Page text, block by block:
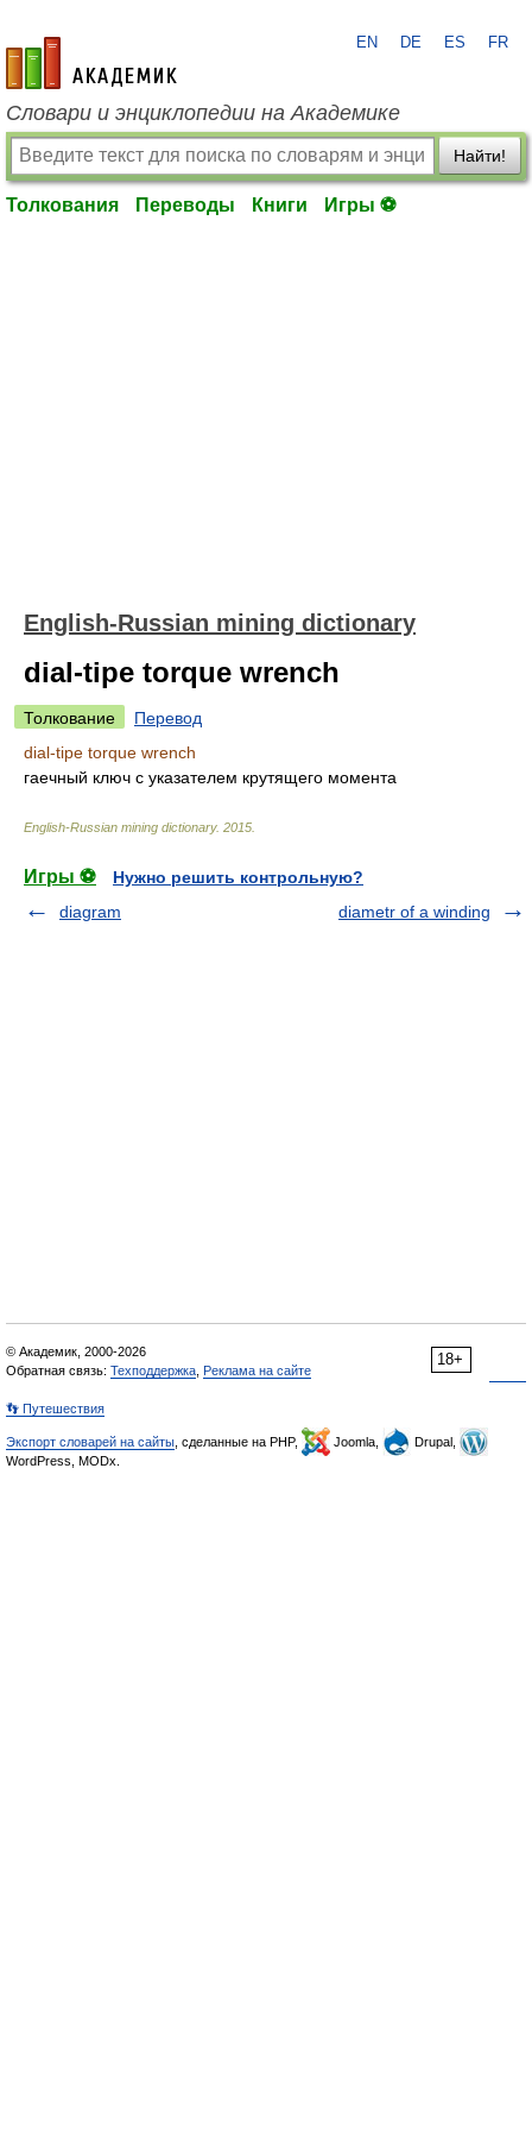
academic.ru
EN DE ES FR
Словари и энциклопедии на Академике
Найти!
Толкования Переводы Книги Игры ⚽
English-Russian mining dictionary
dial-tipe torque wrench
Толкование
Перевод
dial-tipe torque wrench
гаечный ключ с указателем крутящего момента
English-Russian mining dictionary. 2015
Игры ⚽
Нужно решить контрольную?
diagram
diametr of a winding
18+
© Академик, 2000-2026
Обратная связь: Техподдержка Реклама на сайте
👣 Путешествия
Экспорт словарей на сайты , сделанные на PHP, Joomla,
Drupal,
WordPress, MODx.